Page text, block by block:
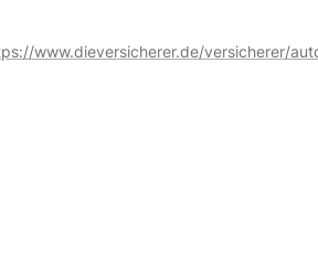
www.dieversicherer.de/versicherer/